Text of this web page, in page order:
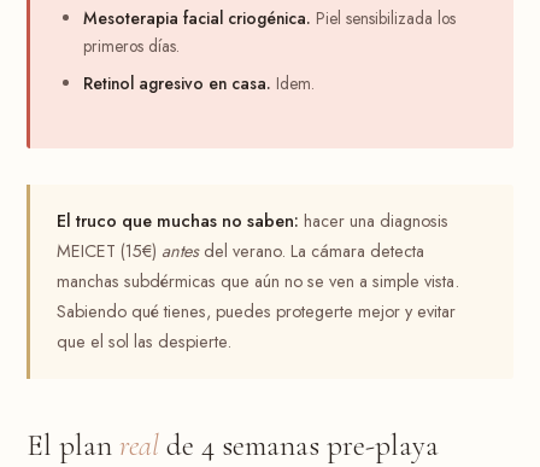
Mesoterapia facial criogénica. Piel sensibilizada los
primeros días.
Retinol agresivo en casa. Idem.
El truco que muchas no saben: hacer una diagnosis
MEICET (15€) antesdel verano. La cámara detecta
manchas subdérmicas que aún no se ven a simple vista.
Sabiendo qué tienes, puedes protegerte mejor y evitar
que el sol las despierte.
El planreal de 4 semanas pre-playa